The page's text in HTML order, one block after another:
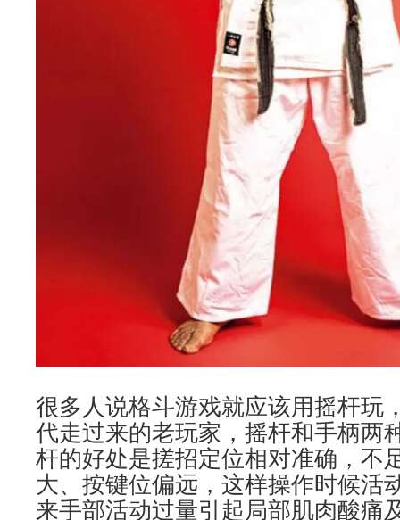
很多人说格斗游戏就应该用摇杆玩
代走过来的老玩家，摇杆和手柄两
杆的好处是搓招定位相对准确，不
大、按键位偏远，这样操作时候活
来手部活动过量引起局部肌肉酸痛